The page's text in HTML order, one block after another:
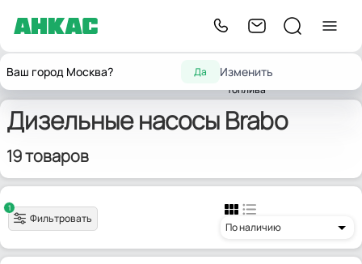
Ваш город Москва? Да Изменить
ГлавнаяНасосыНасосы для горюче-
для
топлива
Дизельные насосы Brabo
19 товаров
1
Фильтровать
По наличию